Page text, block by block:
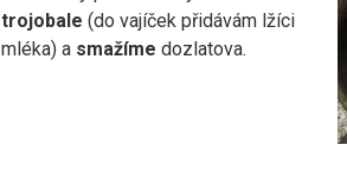
trojobale (do vajíček přidávám lžíci
mléka) a smažíme dozlatova.